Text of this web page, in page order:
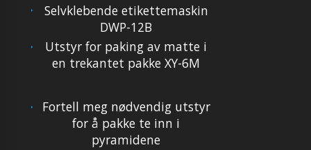
Selvklebende etikettemaskin
DWP-12B
Utstyr for paking av matte i
en trekantet pakke XY-6M
Fortell meg nødvendig utstyr
for å pakke te inn i
pyramidene